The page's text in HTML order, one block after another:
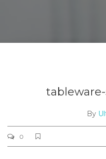
tableware-
By
0